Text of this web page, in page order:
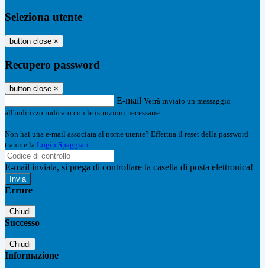
Seleziona utente
button close ×
Recupero password
button close ×
E-mail Verrà inviato un messaggio
all'indirizzo indicato con le istruzioni necessarie.
Non hai una e-mail associata al nome utente? Effettua il reset della password
tramite la Login Spaggiari
E-mail inviata, si prega di controllare la casella di posta elettronica!
Errore
Chiudi
Successo
Chiudi
Informazione